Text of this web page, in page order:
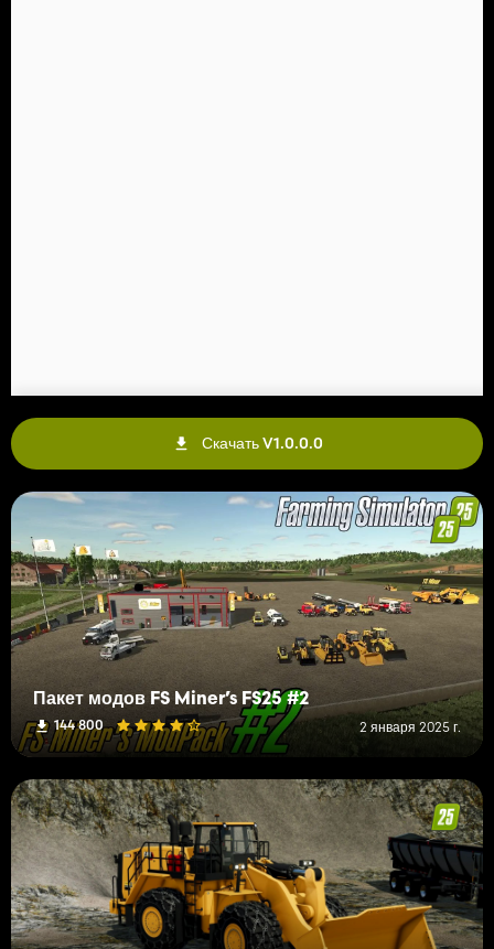
Скачать V1.0.0.0
Пакет модов FS Miner’s FS25 #2
144 800 2 января 2025 г.